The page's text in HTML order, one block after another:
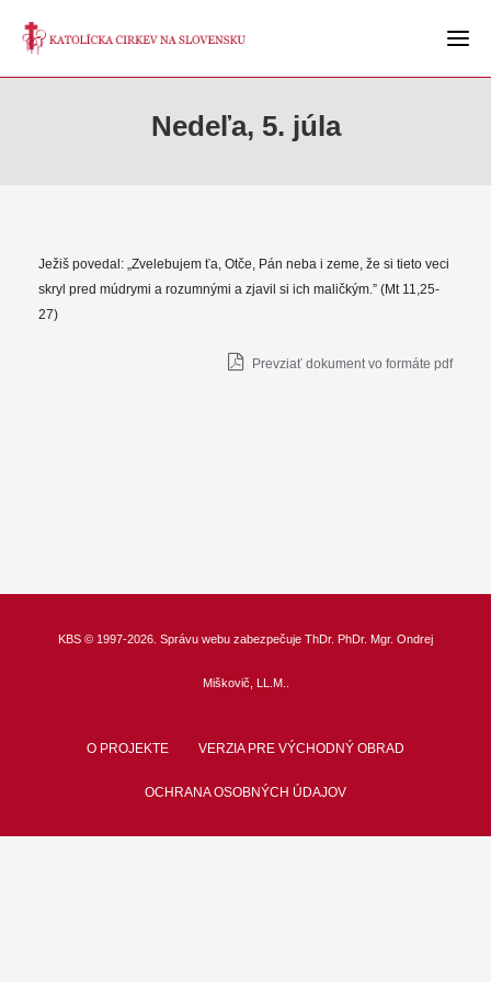
Nedeľa, 5. júla
Ježiš povedal: „Zvelebujem ťa, Otče, Pán neba i zeme, že si tieto veci
skryl pred múdrymi a rozumnými a zjavil si ich maličkým.” (Mt 11,25-
27)
Prevziať dokument vo formáte pdf
KBS © 1997-2026. Správu webu zabezpečuje ThDr. PhDr. Mgr. Ondrej
Miškovič, LL.M.
O PROJEKTE VERZIA PRE VÝCHODNÝ OBRAD
OCHRANA OSOBNÝCH ÚDAJOV